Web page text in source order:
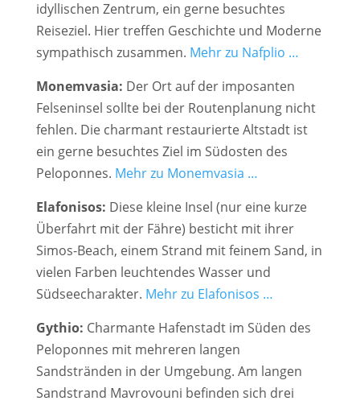
idyllischen Zentrum, ein gerne besuchtes
Reiseziel. Hier treffen Geschichte und Moderne
sympathisch zusammen. Mehr zu Nafplio …
Monemvasia: Der Ort auf der imposanten
Felseninsel sollte bei der Routenplanung nicht
fehlen. Die charmant restaurierte Altstadt ist
ein gerne besuchtes Ziel im Südosten des
Peloponnes. Mehr zu Monemvasia …
Elafonisos: Diese kleine Insel (nur eine kurze
Überfahrt mit der Fähre) besticht mit ihrer
Simos-Beach, einem Strand mit feinem Sand, in
vielen Farben leuchtendes Wasser und
Südseecharakter. Mehr zu Elafonisos …
Gythio: Charmante Hafenstadt im Süden des
Peloponnes mit mehreren langen
Sandstränden in der Umgebung. Am langen
Sandstrand Mavrovouni befinden sich drei